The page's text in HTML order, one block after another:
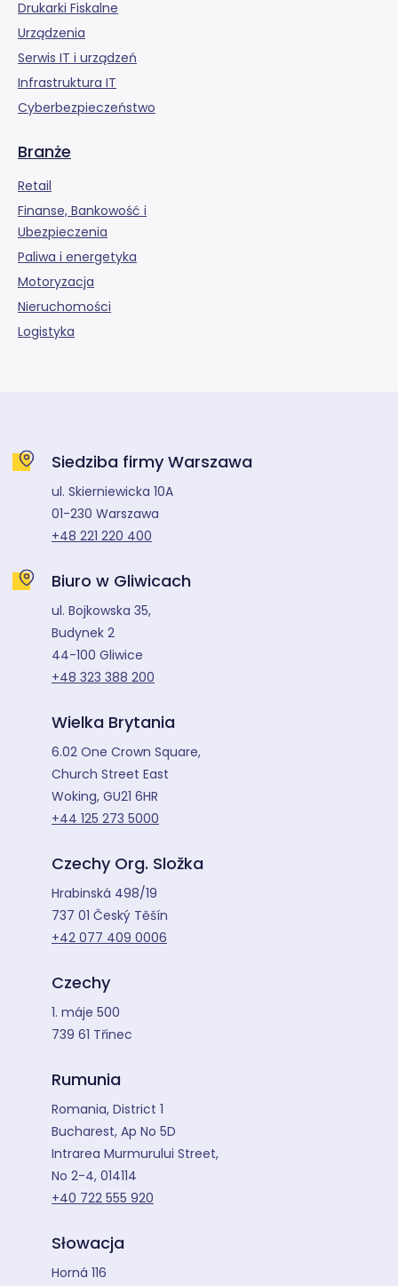
Drukarki Fiskalne
Urządzenia
Serwis IT i urządzeń
Infrastruktura IT
Cyberbezpieczeństwo
Branże
Retail
Finanse, Bankowość i
Ubezpieczenia
Paliwa i energetyka
Motoryzacja
Nieruchomości
Logistyka
Siedziba firmy Warszawa
ul. Skierniewicka 10A
01-230 Warszawa
+48 221 220 400
Biuro w Gliwicach
ul. Bojkowska 35,
Budynek 2
44-100 Gliwice
+48 323 388 200
Wielka Brytania
6.02 One Crown Square,
Church Street East
Woking, GU21 6HR
+44 125 273 5000
Czechy Org. Složka
Hrabinská 498/19
737 01 Český Těšín
+42 077 409 0006
Czechy
1. máje 500
739 61 Třinec
Rumunia
Romania, District 1
Bucharest, Ap No 5D
Intrarea Murmurului Street,
No 2-4, 014114
+40 722 555 920
Słowacja
Horná 116